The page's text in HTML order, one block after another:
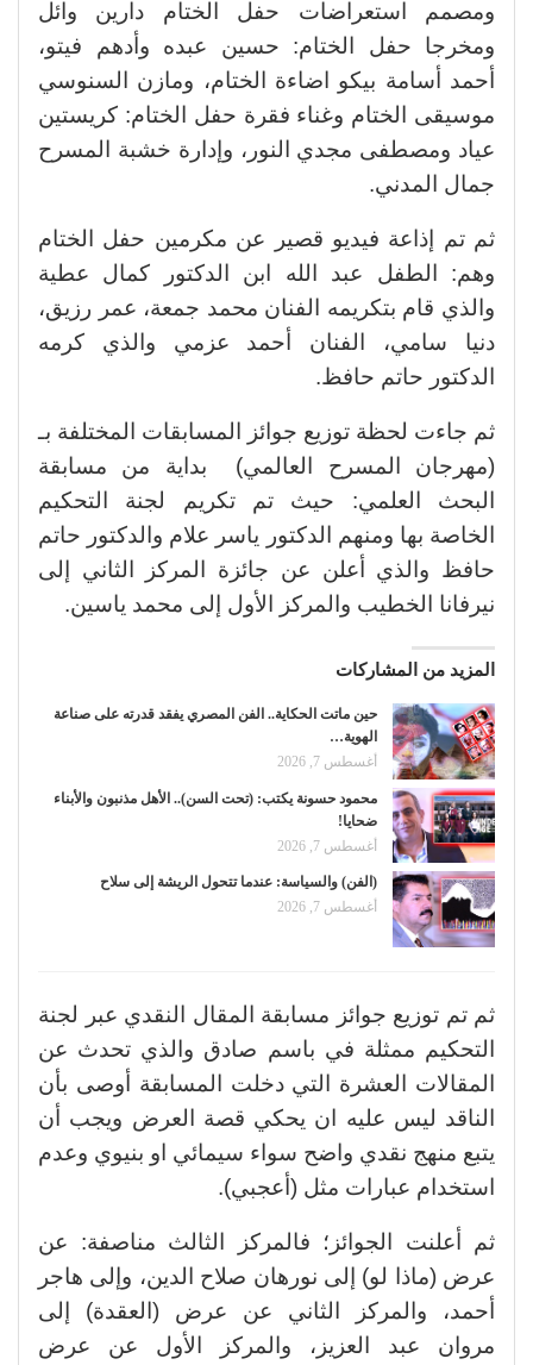
ومصمم استعراضات حفل الختام دارين وائل
ومخرجا حفل الختام: حسين عبده وأدهم فيتو،
أحمد أسامة بيكو اضاءة الختام، ومازن السنوسي
موسيقى الختام وغناء فقرة حفل الختام: كريستين
عياد ومصطفى مجدي النور، وإدارة خشبة المسرح
جمال المدني.
ثم تم إذاعة فيديو قصير عن مكرمين حفل الختام
وهم: الطفل عبد الله ابن الدكتور كمال عطية
والذي قام بتكريمه الفنان محمد جمعة، عمر رزيق،
دنيا سامي، الفنان أحمد عزمي والذي كرمه
الدكتور حاتم حافظ.
ثم جاءت لحظة توزيع جوائز المسابقات المختلفة بـ
(مهرجان المسرح العالمي) بداية من مسابقة
البحث العلمي: حيث تم تكريم لجنة التحكيم
الخاصة بها ومنهم الدكتور ياسر علام والدكتور حاتم
حافظ والذي أعلن عن جائزة المركز الثاني إلى
نيرفانا الخطيب والمركز الأول إلى محمد ياسين.
المزيد من المشاركات
حين ماتت الحكاية.. الفن المصري يفقد قدرته على صناعة
الهوية…
أغسطس 7, 2026
محمود حسونة يكتب: (تحت السن).. الأهل مذنبون والأبناء
ضحايا!
أغسطس 7, 2026
(الفن) والسياسة: عندما تتحول الريشة إلى سلاح
أغسطس 7, 2026
ثم تم توزيع جوائز مسابقة المقال النقدي عبر لجنة
التحكيم ممثلة في باسم صادق والذي تحدث عن
المقالات العشرة التي دخلت المسابقة أوصى بأن
الناقد ليس عليه ان يحكي قصة العرض ويجب أن
يتبع منهج نقدي واضح سواء سيمائي او بنيوي وعدم
استخدام عبارات مثل (أعجبي).
ثم أعلنت الجوائز؛ فالمركز الثالث مناصفة: عن
عرض (ماذا لو) إلى نورهان صلاح الدين، وإلى هاجر
أحمد، والمركز الثاني عن عرض (العقدة) إلى
مروان عبد العزيز، والمركز الأول عن عرض